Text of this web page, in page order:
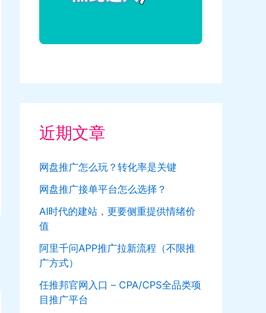
近期文章
网盘推广怎么玩？转化率是关键
网盘推广接单平台怎么选择？
AI时代的建站，更要侧重提供情绪价
值
阿里千问APP推广拉新流程（不限推
广方式）
任推邦官网入口 – CPA/CPS全品类项
目推广平台